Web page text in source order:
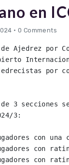
en
• 0 Comments
de Ajedrez por
por
de 3
3: